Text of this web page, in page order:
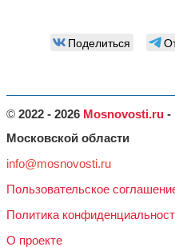
Поделиться
© 2022 - 2026 Mosnovosti.ru -
Московской области
info@mosnovosti.ru
Пользовательское
Политика
О проекте